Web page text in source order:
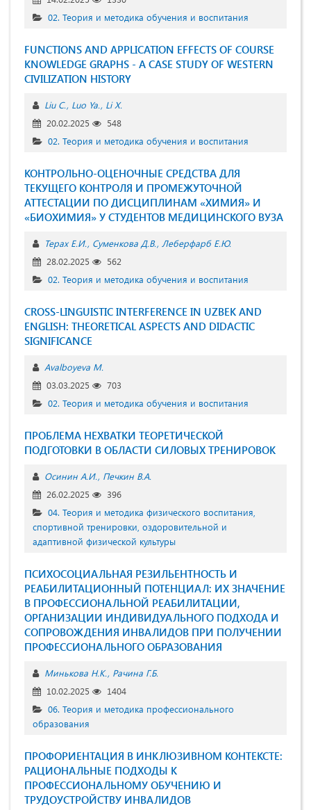
02. Теория и методика обучения и воспитания
FUNCTIONS AND APPLICATION EFFECTS OF COURSE
KNOWLEDGE GRAPHS - A CASE STUDY OF WESTERN
CIVILIZATION HISTORY
Liu C. Luo Ya. Li X.
20.02.2025
548
02. Теория и методика обучения и воспитания
КОНТРОЛЬНО-ОЦЕНОЧНЫЕ СРЕДСТВА ДЛЯ
ТЕКУЩЕГО КОНТРОЛЯ И ПРОМЕЖУТОЧНОЙ
АТТЕСТАЦИИ ПО ДИСЦИПЛИНАМ «ХИМИЯ» И
«БИОХИМИЯ» У СТУДЕНТОВ МЕДИЦИНСКОГО ВУЗА
Терах Е.И. Суменкова Д.В.
Леберфарб Е.Ю.
28.02.2025
562
02. Теория и методика обучения и воспитания
CROSS-LINGUISTIC INTERFERENCE IN UZBEK AND
ENGLISH: THEORETICAL ASPECTS AND DIDACTIC
SIGNIFICANCE
Avalboyeva M.
03.03.2025
703
02. Теория и методика обучения и воспитания
ПРОБЛЕМА НЕХВАТКИ ТЕОРЕТИЧЕСКОЙ
ПОДГОТОВКИ В ОБЛАСТИ СИЛОВЫХ ТРЕНИРОВОК
Осинин А.И. Печкин В.А.
26.02.2025
396
04. Теория и методика физического воспитания,
спортивной тренировки, оздоровительной и
адаптивной физической культуры
ПСИХОСОЦИАЛЬНАЯ РЕЗИЛЬЕНТНОСТЬ И
РЕАБИЛИТАЦИОННЫЙ ПОТЕНЦИАЛ: ИХ ЗНАЧЕНИЕ
В ПРОФЕССИОНАЛЬНОЙ РЕАБИЛИТАЦИИ,
ОРГАНИЗАЦИИ ИНДИВИДУАЛЬНОГО ПОДХОДА И
СОПРОВОЖДЕНИЯ ИНВАЛИДОВ ПРИ ПОЛУЧЕНИИ
ПРОФЕССИОНАЛЬНОГО ОБРАЗОВАНИЯ
Минькова Н.К. Рачина Г.Б.
10.02.2025
1404
06. Теория и методика профессионального
образования
ПРОФОРИЕНТАЦИЯ В ИНКЛЮЗИВНОМ КОНТЕКСТЕ:
РАЦИОНАЛЬНЫЕ ПОДХОДЫ К
ПРОФЕССИОНАЛЬНОМУ ОБУЧЕНИЮ И
ТРУДОУСТРОЙСТВУ ИНВАЛИДОВ